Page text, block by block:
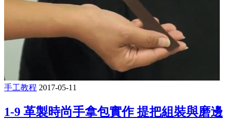
手工教程 2017-05-11
1-9 革製時尚手拿包實作 提把組裝與磨邊